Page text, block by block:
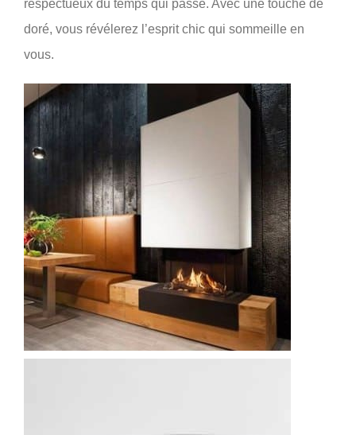
respectueux du temps qui passe. Avec une touche de
doré, vous révélerez l’esprit chic qui sommeille en
vous.